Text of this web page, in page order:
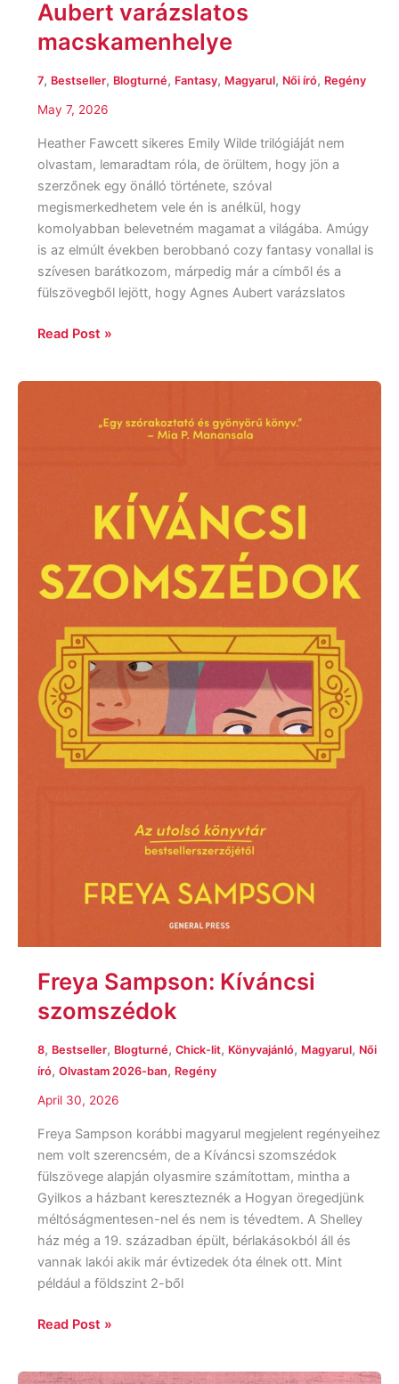
Aubert varázslatos
macskamenhelye
7, Bestseller, Blogturné, Fantasy, Magyarul, Női író, Regény
May 7, 2026
Heather Fawcett sikeres Emily Wilde trilógiáját nem
olvastam, lemaradtam róla, de örültem, hogy jön a
szerzőnek egy önálló története, szóval
megismerkedhetem vele én is anélkül, hogy
komolyabban belevetném magamat a világába. Amúgy
is az elmúlt években berobbanó cozy fantasy vonallal is
szívesen barátkozom, márpedig már a címből és a
fülszövegből lejött, hogy Agnes Aubert varázslatos
Read Post »
Freya Sampson: Kíváncsi
szomszédok
8, Bestseller, Blogturné, Chick-lit, Könyvajánló, Magyarul, Női
író, Olvastam 2026-ban, Regény
April 30, 2026
Freya Sampson korábbi magyarul megjelent regényeihez
nem volt szerencsém, de a Kíváncsi szomszédok
fülszövege alapján olyasmire számítottam, mintha a
Gyilkos a házbant kereszteznék a Hogyan öregedjünk
méltóságmentesen-nel és nem is tévedtem. A Shelley
ház még a 19. században épült, bérlakásokból áll és
vannak lakói akik már évtizedek óta élnek ott. Mint
például a földszint 2-ből
Read Post »